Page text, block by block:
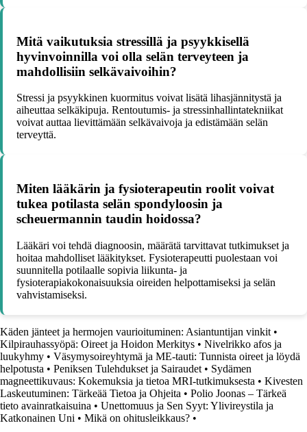
Mitä vaikutuksia stressillä ja psyykkisellä
hyvinvoinnilla voi olla selän terveyteen ja
mahdollisiin selkävaivoihin?
Stressi ja psyykkinen kuormitus voivat lisätä lihasjännitystä ja
aiheuttaa selkäkipuja. Rentoutumis- ja stressinhallintatekniikat
voivat auttaa lievittämään selkävaivoja ja edistämään selän
terveyttä.
Miten lääkärin ja fysioterapeutin roolit voivat
tukea potilasta selän spondyloosin ja
scheuermannin taudin hoidossa?
Lääkäri voi tehdä diagnoosin, määrätä tarvittavat tutkimukset ja
hoitaa mahdolliset lääkitykset. Fysioterapeutti puolestaan voi
suunnitella potilaalle sopivia liikunta- ja
fysioterapiakokonaisuuksia oireiden helpottamiseksi ja selän
vahvistamiseksi.
Käden jänteet ja hermojen vaurioituminen: Asiantuntijan vinkit •
Kilpirauhassyöpä: Oireet ja Hoidon Merkitys • Nivelrikko afos ja
luukyhmy • Väsymysoireyhtymä ja ME-tauti: Tunnista oireet ja löydä
helpotusta • Peniksen Tulehdukset ja Sairaudet • Sydämen
magneettikuvaus: Kokemuksia ja tietoa MRI-tutkimuksesta • Kivesten
Laskeutuminen: Tärkeää Tietoa ja Ohjeita • Polio Joonas – Tärkeä
tieto avainratkaisuina • Unettomuus ja Sen Syyt: Ylivireystila ja
Katkonainen Uni • Mikä on ohitusleikkaus? •